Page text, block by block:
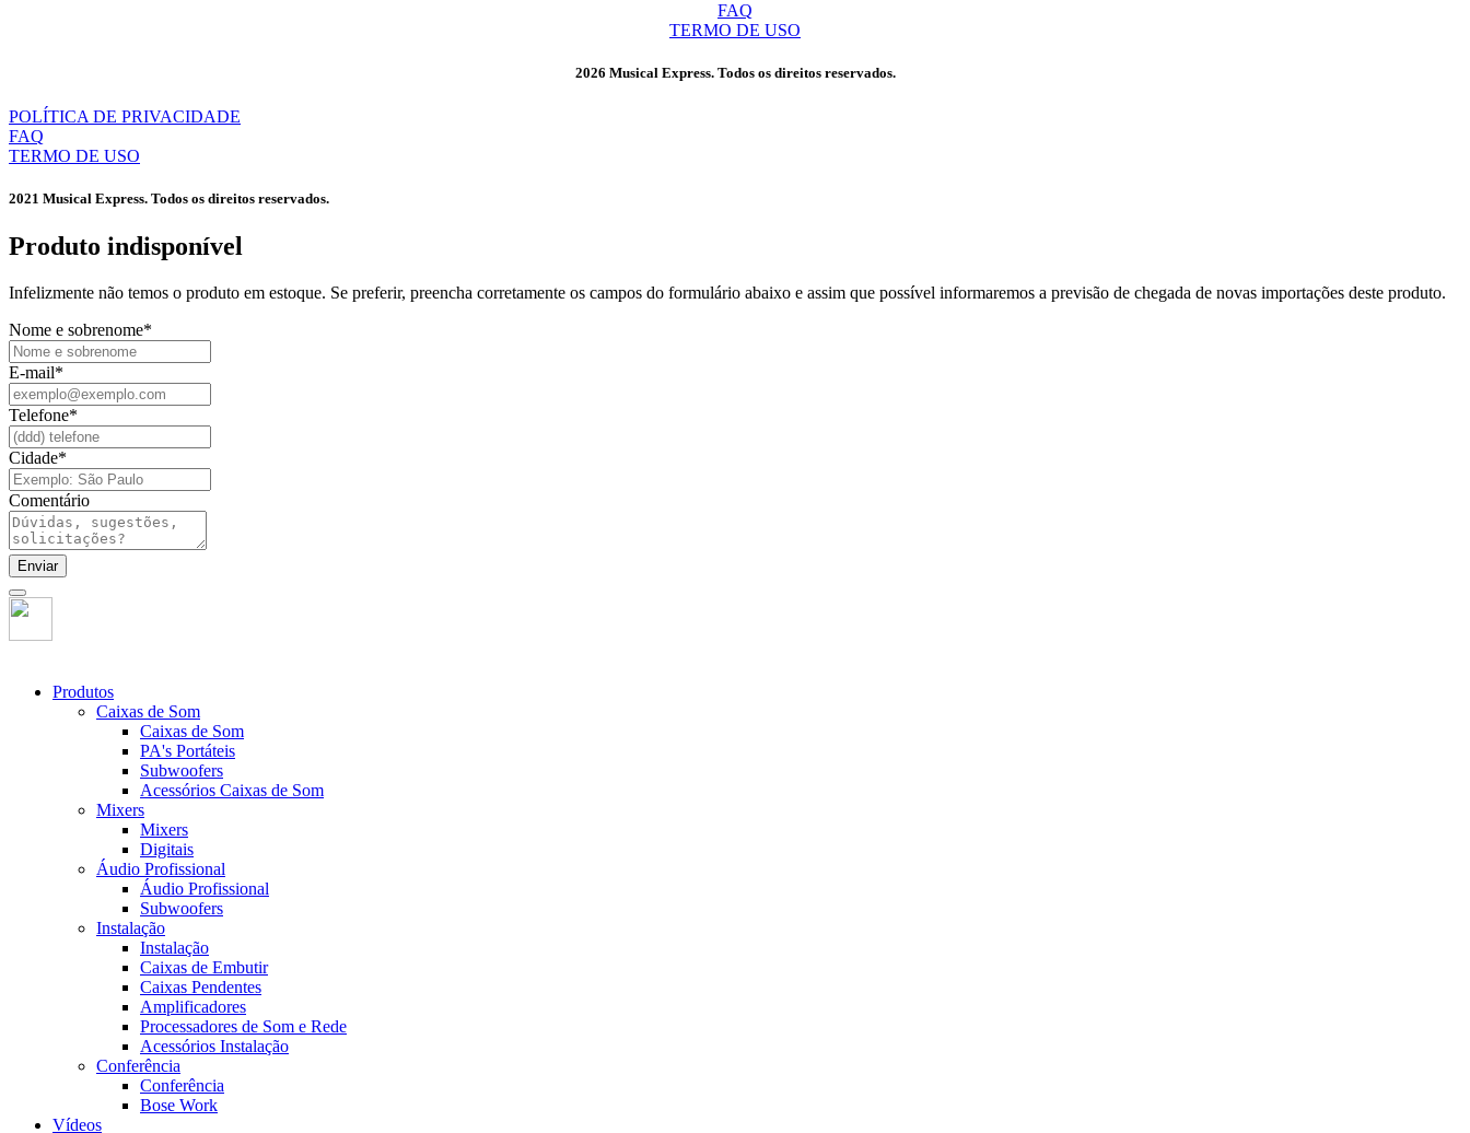
FAQ
TERMO DE USO
2026 Musical Express. Todos os direitos reservados.
POLÍTICA DE PRIVACIDADE
FAQ
TERMO DE USO
2021 Musical Express. Todos os direitos reservados.
Produto indisponível​
Infelizmente não temos o produto em estoque. Se preferir, preencha corretamente os campos do formulário abaixo e assim que possível informaremos a previsão de chegada de novas importações deste produto.
Nome e sobrenome*
E-mail*
Telefone*
Cidade*
Comentário
Enviar
Produtos
Caixas de Som
Caixas de Som
PA's Portáteis
Subwoofers
Acessórios Caixas de Som
Mixers
Mixers
Digitais
Áudio Profissional
Áudio Profissional
Subwoofers
Instalação
Instalação
Caixas de Embutir
Caixas Pendentes
Amplificadores
Processadores de Som e Rede
Acessórios Instalação
Conferência
Conferência
Bose Work
Vídeos